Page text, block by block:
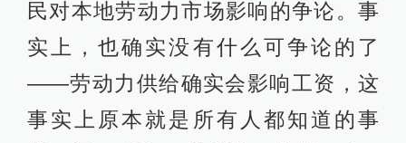
民对本地劳动力市场影响的争论。事
实上，也确实没有什么可争论的了
——劳动力供给确实会影响工资，这
事实上原本就是所有人都知道的事